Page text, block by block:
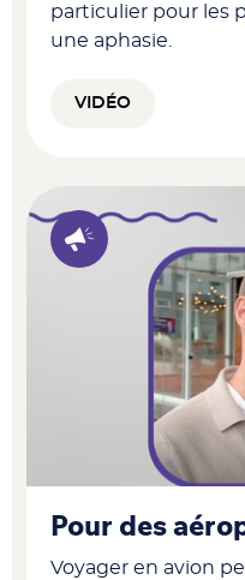
particulier pour les
une aphasie.
VIDÉO
Pour des
Voyager en avion